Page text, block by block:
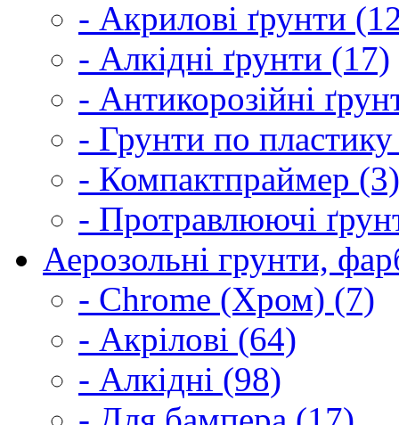
- Акрилові ґрунти
- Алкідні ґрунти (17)
- Антикорозійні
- Грунти по
- Компактпраймер (3)
- Протравлюючі
Аерозольні грунти,
- Chrome (Хром) (7)
- Акрілові (64)
- Алкідні (98)